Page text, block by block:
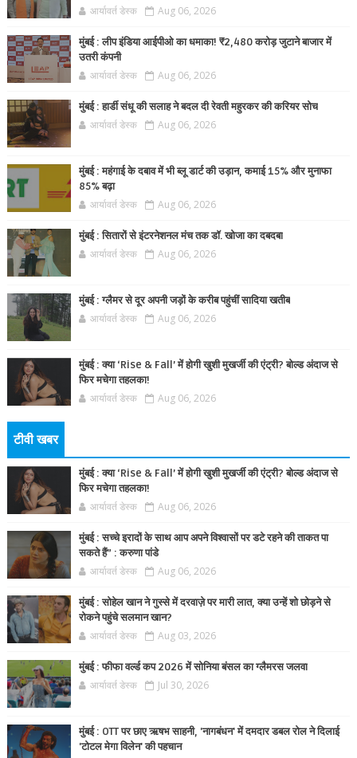
आर्यावर्त डेस्क Aug 06, 2026
मुंबई : लीप इंडिया आईपीओ का धमाका! ₹2,480 करोड़ जुटाने बाजार में
उतरी कंपनी
आर्यावर्त डेस्क Aug 06, 2026
मुंबई : हार्डी संधू की सलाह ने बदल दी रेवती महुरकर की करियर सोच
आर्यावर्त डेस्क Aug 06, 2026
मुंबई : महंगाई के दबाव में भी ब्लू डार्ट की उड़ान, कमाई 15% और मुनाफा
85% बढ़ा
आर्यावर्त डेस्क Aug 06, 2026
मुंबई : सितारों से इंटरनेशनल मंच तक डॉ. खोजा का दबदबा
आर्यावर्त डेस्क Aug 06, 2026
मुंबई : ग्लैमर से दूर अपनी जड़ों के करीब पहुंचीं सादिया खतीब
आर्यावर्त डेस्क Aug 06, 2026
मुंबई : क्या ‘Rise & Fall’ में होगी खुशी मुखर्जी की एंट्री? बोल्ड अंदाज से
फिर मचेगा तहलका!
आर्यावर्त डेस्क Aug 06, 2026
टीवी खबर
मुंबई : क्या ‘Rise & Fall’ में होगी खुशी मुखर्जी की एंट्री? बोल्ड अंदाज से
फिर मचेगा तहलका!
आर्यावर्त डेस्क Aug 06, 2026
मुंबई : सच्चे इरादों के साथ आप अपने विश्वासों पर डटे रहने की ताकत पा
सकते हैं” : करुणा पांडे
आर्यावर्त डेस्क Aug 06, 2026
मुंबई : सोहेल खान ने गुस्से में दरवाज़े पर मारी लात, क्या उन्हें शो छोड़ने से
रोकने पहुंचे सलमान खान?
आर्यावर्त डेस्क Aug 03, 2026
मुंबई : फीफा वर्ल्ड कप 2026 में सोनिया बंसल का ग्लैमरस जलवा
आर्यावर्त डेस्क Jul 30, 2026
मुंबई : OTT पर छाए ऋषभ साहनी, 'नागबंधन' में दमदार डबल रोल ने दिलाई
'टोटल मेगा विलेन' की पहचान